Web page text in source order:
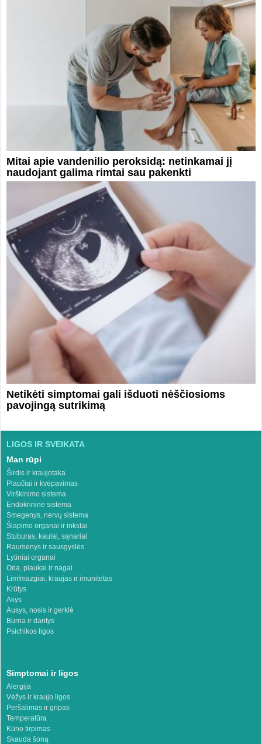
Mitai apie vandenilio peroksidą: netinkamai jį
naudojant galima rimtai sau pakenkti
Netikėti simptomai gali išduoti nėščiosioms
pavojingą sutrikimą
LIGOS IR SVEIKATA
Man rūpi
Širdis ir kraujotaka
Plaučiai ir kvėpavimas
Virškinimo sistema
Endokrininė sistema
Smegenys, nervų sistema
Šlapimo organai ir inkstai
Stuburas, kaulai, sąnariai
Raumenys ir sausgyslės
Lytiniai organai
Oda, plaukai ir nagai
Limfmazgiai, kraujas ir imunitetas
Krūtys
Akys
Ausys, nosis ir gerklė
Burna ir dantys
Psichikos ligos
Simptomai ir ligos
Alergija
Vėžys ir kraujo ligos
Peršalimas ir gripas
Temperatūra
Kūno tirpimas
Skauda šoną